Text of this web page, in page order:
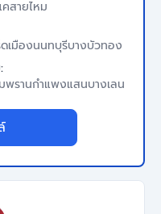
สายไหม
เมืองนนทบุรีบางบัวทอง
พรานกำแพงแสนบางเลน